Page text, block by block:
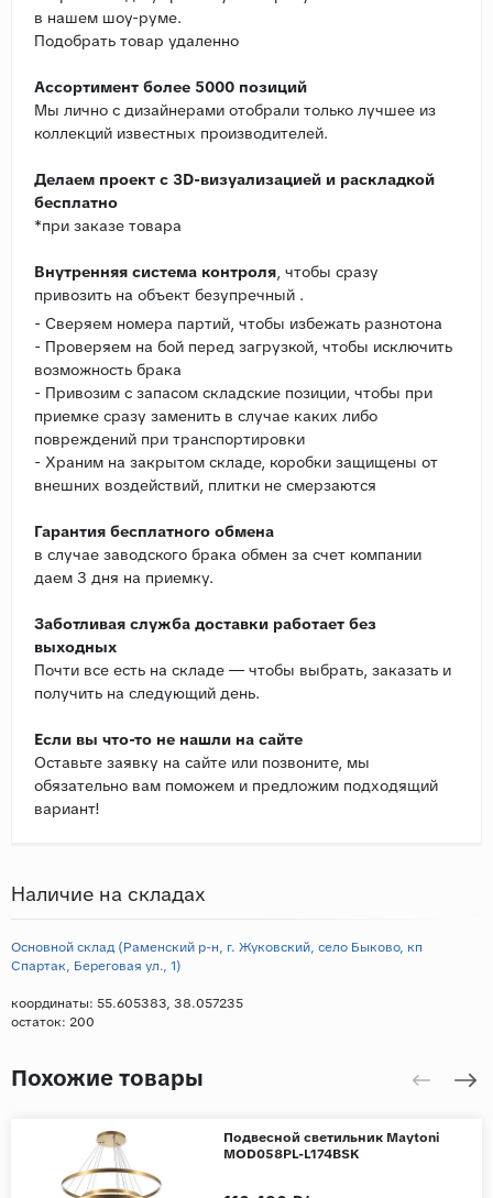
в нашем шоу-руме.
Подобрать товар удаленно
Ассортимент более 5000 позиций
Мы лично с дизайнерами отобрали только лучшее из
коллекций известных производителей.
Делаем проект с 3D-визуализацией и раскладкой
бесплатно
*при заказе товара
Внутренняя система контроля , чтобы сразу
привозить на объект безупречный .
- Сверяем номера партий, чтобы избежать разнотона
- Проверяем на бой перед загрузкой, чтобы исключить
возможность брака
- Привозим с запасом складские позиции, чтобы при
приемке сразу заменить в случае каких либо
повреждений при транспортировки
- Храним на закрытом складе, коробки защищены от
внешних воздействий, плитки не смерзаются
Гарантия бесплатного обмена
в случае заводского брака обмен за счет компании
даем 3 дня на приемку.
Заботливая служба доставки работает без
выходных
Почти все есть на складе — чтобы выбрать, заказать и
получить на следующий день.
Если вы что-то не нашли на сайте
Оставьте заявку на сайте или позвоните, мы
обязательно вам поможем и предложим подходящий
вариант!
Наличие на складах
Основной склад (Раменский р-н, г. Жуковский, село Быково, кп
Спартак, Береговая ул., 1)
координаты: 55.605383, 38.057235
остаток: 200
Похожие товары
Подвесной светильник Maytoni
MOD058PL-L174BSK